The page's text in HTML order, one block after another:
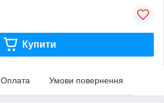
Купити
Оплата Умови повернення